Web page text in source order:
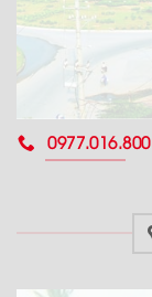
0977.016.800